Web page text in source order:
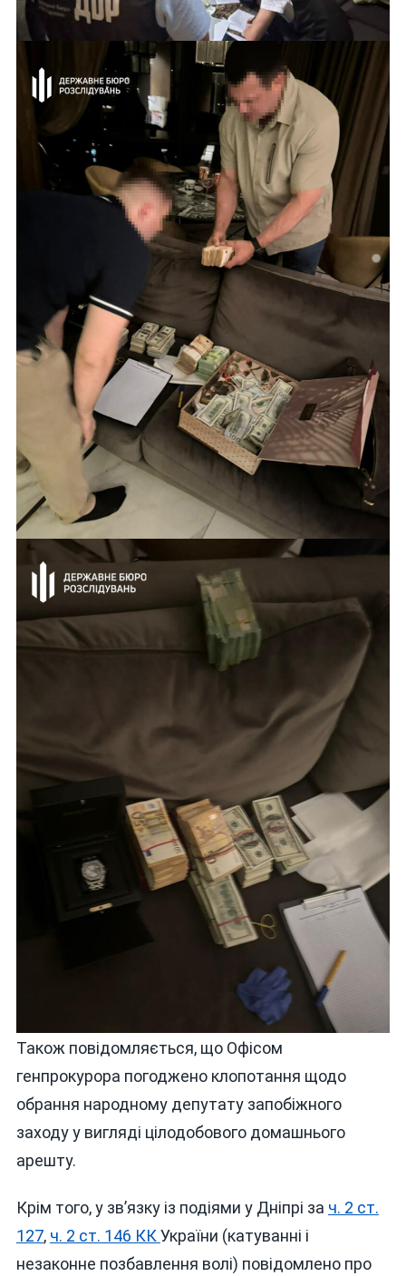
Також повідомляється, що Офісом
генпрокурора погоджено клопотання щодо
обрання народному депутату запобіжного
заходу у вигляді цілодобового домашнього
арешту.
Крім того, у зв’язку із подіями у Дніпрі за ч. 2 ст.
127, ч. 2 ст. 146 ККУкраїни (катуванні і
незаконне позбавлення волі) повідомлено про